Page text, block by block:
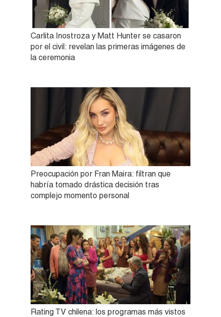
Carlita Inostroza y Matt Hunter se casaron
por el civil: revelan las primeras imágenes de
la ceremonia
Preocupación por Fran Maira: filtran que
habría tomado drástica decisión tras
complejo momento personal
Rating TV chilena: los programas más vistos